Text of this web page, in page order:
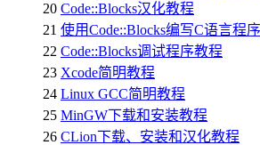
20 Code::Blocks汉化教程
21 使用Code::Blocks编写C语言程序
22 Code::Blocks调试程序教程
23 Xcode简明教程
24 Linux GCC简明教程
25 MinGW下载和安装教程
26 CLion下载、安装和汉化教程